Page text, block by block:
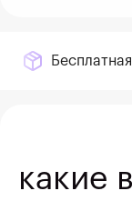
какие